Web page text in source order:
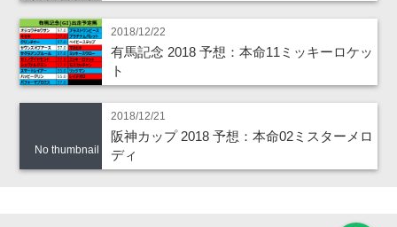
2018/12/22
有馬記念 2018 予想：本命11ミッキーロケッ
ト
No thumbnail
2018/12/21
阪神カップ 2018 予想：本命02ミスターメロ
ディ